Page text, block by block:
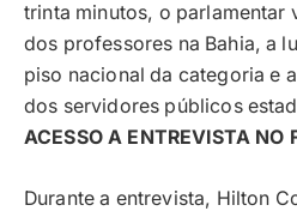
trinta minutos, o parlamentar
dos professores na Bahia, a
piso nacional da categoria e
dos servidores públicos
ACESSO A ENTREVISTA NO
Durante a entrevista, Hilton